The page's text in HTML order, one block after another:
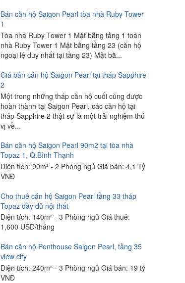
Bán căn hộ Saigon Pearl tòa nhà Ruby Tower
1
Tòa nhà Ruby Tower 1 Mặt bằng tầng 1 toàn
nhà Ruby Tower 1 Mặt bằng tầng 23 (căn hộ
ngoại lệ duy nhất tại tầng 23) Mặt bằ...
Giá bán căn hộ Saigon Pearl tại tháp Sapphire
2
Một trong những tháp căn hộ cuối cùng được
hoàn thành tại Saigon Pearl, các căn hộ tại
tháp Sapphire 2 thật sự là một trải nghiệm thú
vị về...
Bán căn hộ Saigon Pearl 90m2 tại tòa nhà
Topaz 1, Q.Bình Thạnh
Diện tích: 90m² - 2 Phòng ngủ Giá bán: 4,1 Tỷ
VNĐ
Cho thuê căn hộ Saigon Pearl tầng 33 tháp
Topaz đầy đủ nội thất
Diện tích: 140m² - 3 Phòng ngủ Giá thuê:
1,600 USD/tháng
Bán căn hộ Penthouse Saigon Pearl, tầng 35
view city
Diện tích: 240m² - 3 Phòng ngủ Giá bán: 19 tỷ
VNĐ